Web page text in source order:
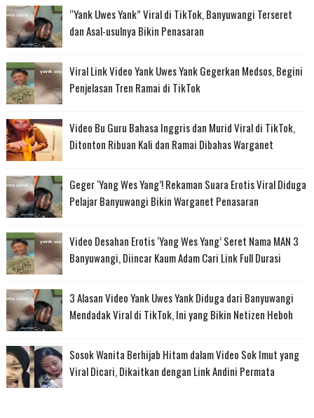
“Yank Uwes Yank” Viral di TikTok, Banyuwangi Terseret
dan Asal-usulnya Bikin Penasaran
Viral Link Video Yank Uwes Yank Gegerkan Medsos, Begini
Penjelasan Tren Ramai di TikTok
Video Bu Guru Bahasa Inggris dan Murid Viral di TikTok,
Ditonton Ribuan Kali dan Ramai Dibahas Warganet
Geger ‘Yang Wes Yang’! Rekaman Suara Erotis Viral Diduga
Pelajar Banyuwangi Bikin Warganet Penasaran
Video Desahan Erotis ‘Yang Wes Yang’ Seret Nama MAN 3
Banyuwangi, Diincar Kaum Adam Cari Link Full Durasi
3 Alasan Video Yank Uwes Yank Diduga dari Banyuwangi
Mendadak Viral di TikTok, Ini yang Bikin Netizen Heboh
Sosok Wanita Berhijab Hitam dalam Video Sok Imut yang
Viral Dicari, Dikaitkan dengan Link Andini Permata